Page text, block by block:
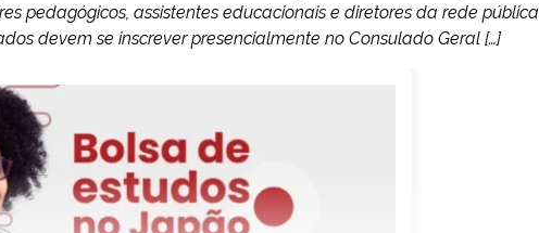
pedagógicos, assistentes educacionais e diretores da rede pública
devem se inscrever presencialmente no Consulado Geral […]